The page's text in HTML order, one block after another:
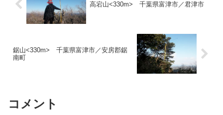
高宕山<330m> 千葉県富津市／君津市
鋸山<330m> 千葉県富津市／安房郡鋸
南町
コメント